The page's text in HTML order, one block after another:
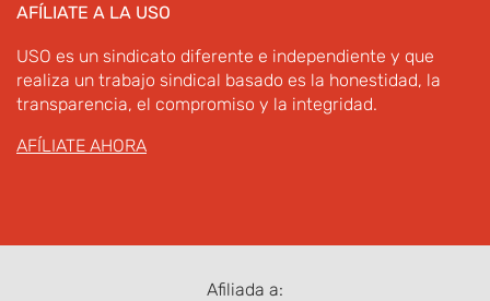
AFÍLIATE A LA USO
USO es un sindicato diferente e independiente y que
realiza un trabajo sindical basado es la honestidad, la
transparencia, el compromiso y la integridad.
AFÍLIATE AHORA
Afiliada a: